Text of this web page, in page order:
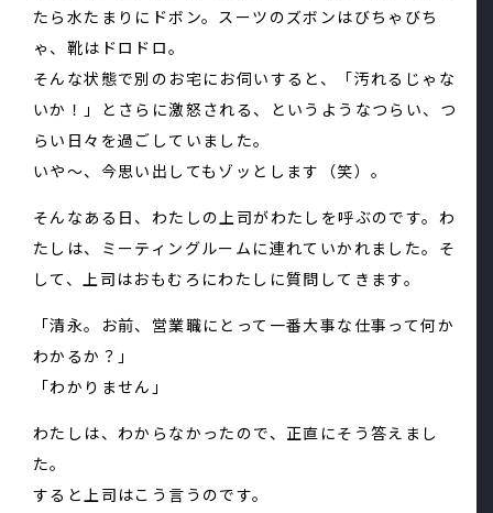
たら水たまりにドボン。スーツのズボンはびちゃびち
ゃ、靴はドロドロ。
そんな状態で別のお宅にお伺いすると、「汚れるじゃな
いか！」とさらに激怒される、というようなつらい、つ
らい日々を過ごしていました。
いや～、今思い出してもゾッとします（笑）。
そんなある日、わたしの上司がわたしを呼ぶのです。わ
たしは、ミーティングルームに連れていかれました。そ
して、上司はおもむろにわたしに質問してきます。
「清永。お前、営業職にとって一番大事な仕事って何か
わかるか？」
「わかりません」
わたしは、わからなかったので、正直にそう答えまし
た。
すると上司はこう言うのです。